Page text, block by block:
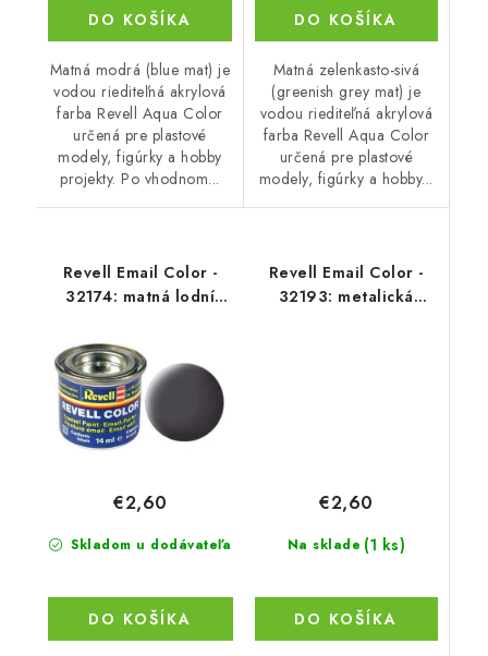
DO KOŠÍKA
Matná modrá (blue mat) je
vodou riediteľná akrylová
farba Revell Aqua Color
určená pre plastové
modely, figúrky a hobby
projekty. Po vhodnom...
DO KOŠÍKA
Matná zelenkasto-sivá
(greenish grey mat) je
vodou riediteľná akrylová
farba Revell Aqua Color
určená pre plastové
modely, figúrky a hobby...
Revell Email Color -
32174: matná lodní
USAF)
Skladom u dodávateľa
€2,60
DO KOŠÍKA
Revell Email Color -
32193: metalická
Na sklade (1 ks)
€2,60
DO KOŠÍKA